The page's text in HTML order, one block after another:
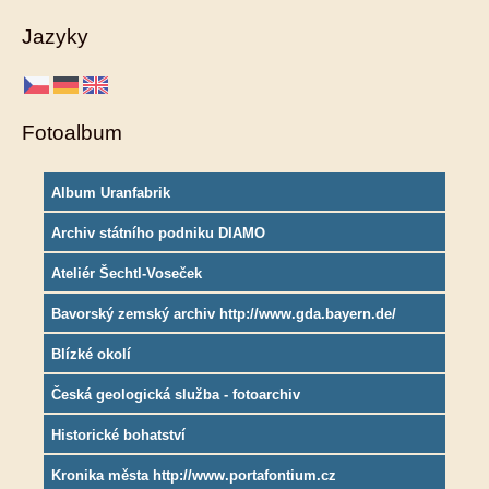
Jazyky
Fotoalbum
Album Uranfabrik
Archiv státního podniku DIAMO
Ateliér Šechtl-Voseček
Bavorský zemský archiv http://www.gda.bayern.de/
Blízké okolí
Česká geologická služba - fotoarchiv
Historické bohatství
Kronika města http://www.portafontium.cz